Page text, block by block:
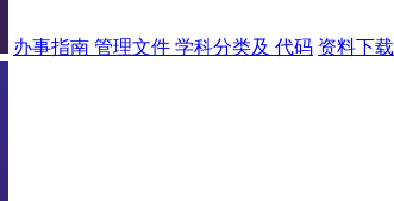
办事指南 管理文件 学科分类及 代码 资料下载